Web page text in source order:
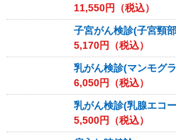
11,550円（税込）
子宮がん検診(子宮頸
5,170円（税込）
乳がん検診(マンモグ
6,050円（税込）
乳がん検診(乳腺エコ
5,500円（税込）